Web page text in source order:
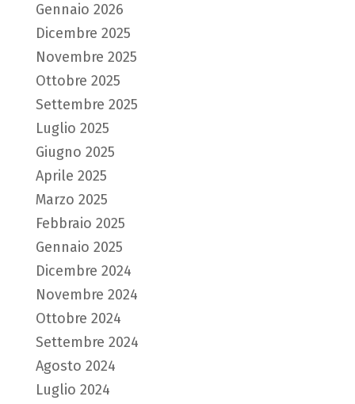
Gennaio 2026
Dicembre 2025
Novembre 2025
Ottobre 2025
Settembre 2025
Luglio 2025
Giugno 2025
Aprile 2025
Marzo 2025
Febbraio 2025
Gennaio 2025
Dicembre 2024
Novembre 2024
Ottobre 2024
Settembre 2024
Agosto 2024
Luglio 2024